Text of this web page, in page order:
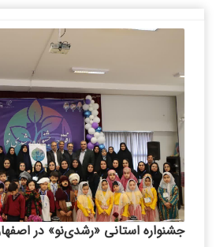
جشنواره استانی «رشدی‌نو» در